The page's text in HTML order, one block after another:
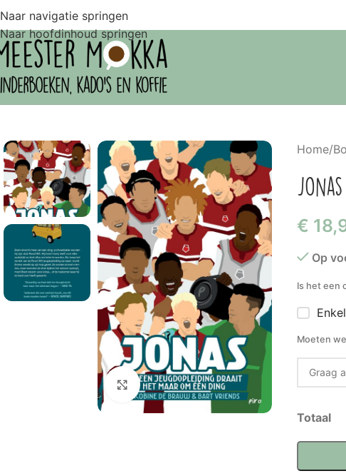
Naar navigatie springen
Naar hoofdinhoud springen
Klik om te vergroten
Home/
Jonas
€
Op
Is het een
Moeten
Totaal